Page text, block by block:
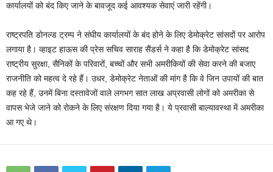
कार्यालयों को बंद किए जाने के बावजूद कई आवश्यक सेवाएं जारी रहेंगी।
राष्ट्रपति डोनल्ड ट्रम्प ने संघीय कार्यालयों के बंद होने के लिए डेमोक्रेट सांसदों पर आरोप
लगाया है। व्हाइट हाऊस की प्रेस सचिव साराह सैंडर्स ने कहा है कि डेमोक्रेट सांसद
राष्ट्रीय सुरक्षा, सैनिकों के परिवारों, बच्चों और सभी अमरीकियों की सेवा करने की बजाए
राजनीति को महत्व दे रहे हैं। उधर, डेमोक्रेट नेताओं की मांग है कि वे जिन उपायों की बात
कह रहे हैं, उनमें बिना दस्तावेजों वाले लगभग सात लाख अप्रवासी लोगों को अमरीका से
वापस भेजे जाने को रोकने के लिए संरक्षण दिया गया है। ये प्रवासी बाल्यावस्था में अमरीका
आ गए थे।